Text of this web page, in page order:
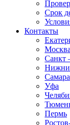
Срок
Контакты
Москва
Санкт
Самара
Уфа
Пермь